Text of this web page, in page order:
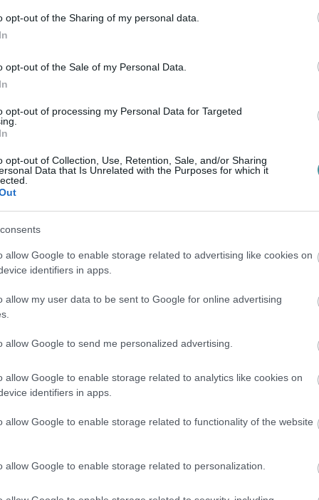
opt-out of the Sharing of my personal data.
opt-out of the Sale of my Personal Data.
opt-out of processing my Personal Data for Targeted
opt-out of Collection, Use, Retention, Sale, and/or Sharing
Data that Is Unrelated with the Purposes for which it
allow Google to enable storage related to advertising like cookies on
identifiers in apps.
allow my user data to be sent to Google for online advertising
allow Google to send me personalized advertising.
allow Google to enable storage related to analytics like cookies on
identifiers in apps.
allow Google to enable storage related to functionality of the website
allow Google to enable storage related to personalization.
csak járjunk le súlyt emelni és aerob
rendszeresen csináljuk. A sportolással
mozgásszegény életmódot is
csökkentjük a jövőbeli
személyi edző segítségét. Így
haladhatunk a céljaink felé, és még a
tanácsot kaphatunk.
folyamatos terhelésnek teszi
a mértékre törekedni, és ne építsük be
tevékenységeket. Persze időnként ki lehet
is a mértéken kell, hogy legyen.
élvezeteket!
legalább ugyanakkora élvezetet
helyett inkább nassoljunk valami finomat
készítsünk mennyei turmixokat. De
hiszen a mozgás dopamint, azaz